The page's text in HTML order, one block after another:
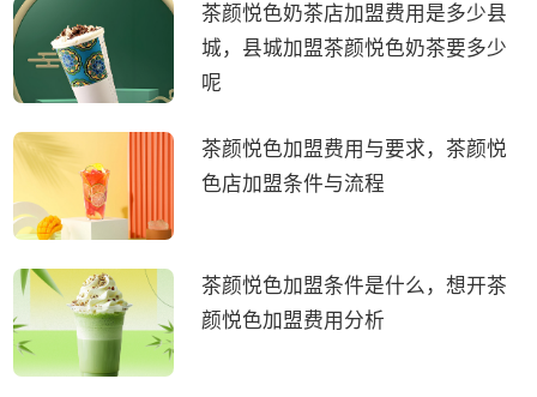
茶颜悦色奶茶店加盟费用是多少县
城，县城加盟茶颜悦色奶茶要多少
呢
茶颜悦色加盟费用与要求，茶颜悦
色店加盟条件与流程
茶颜悦色加盟条件是什么，想开茶
颜悦色加盟费用分析